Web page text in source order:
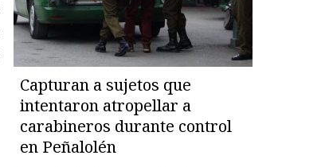
Capturan a sujetos que
intentaron atropellar a
carabineros durante control
en Peñalolén